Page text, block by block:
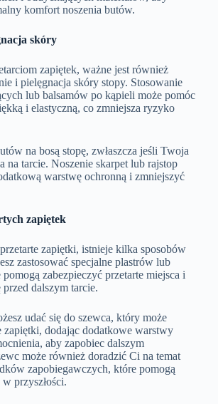
komfort noszenia butów.
skóry
zapiętek, ważne jest również
i pielęgnacja skóry stopy. Stosowanie
lub balsamów po kąpieli może pomóc
i elastyczną, co zmniejsza ryzyko
na bosą stopę, zwłaszcza jeśli Twoja
na tarcie. Noszenie skarpet lub rajstop
warstwę ochronną i zmniejszyć
zapiętek
zapiętki, istnieje kilka sposobów
zastosować specjalne plastrów lub
zabezpieczyć przetarte miejsca i
dalszym tarcie.
udać się do szewca, który może
zapiętki, dodając dodatkowe warstwy
aby zapobiec dalszym
może również doradzić Ci na temat
zapobiegawczych, które pomogą
przyszłości.